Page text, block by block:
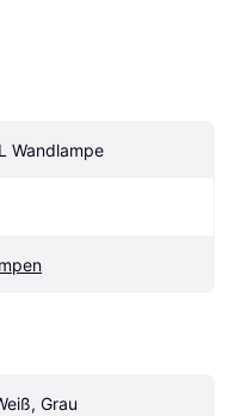
Wandlampe
Grau